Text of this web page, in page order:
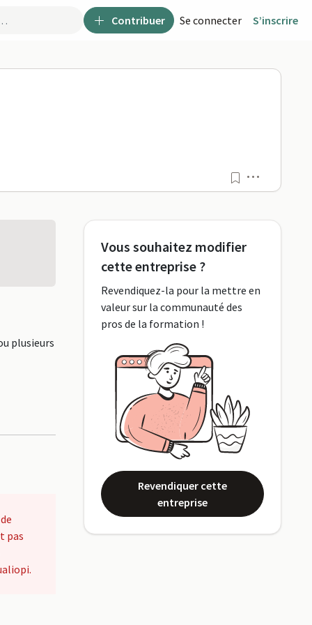
Contribuer Se connecter S’inscrire
plusieurs
pas
Vous souhaitez modifier
cette entreprise ?
Revendiquez-la pour la mettre en
valeur sur la communauté des
pros de la formation !
Revendiquer cette
entreprise